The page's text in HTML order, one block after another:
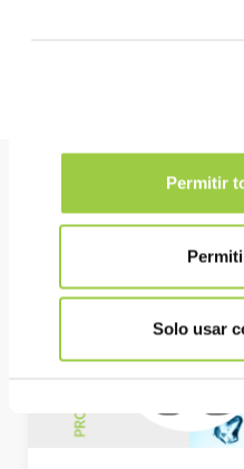
Permitir
Solo usar
Producto estrella